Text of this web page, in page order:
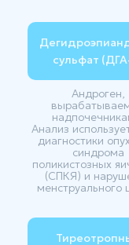
сульфат
Андроген,
Анализ
диагностики
синдрома
поликистозных
(СПКЯ) и
менструального